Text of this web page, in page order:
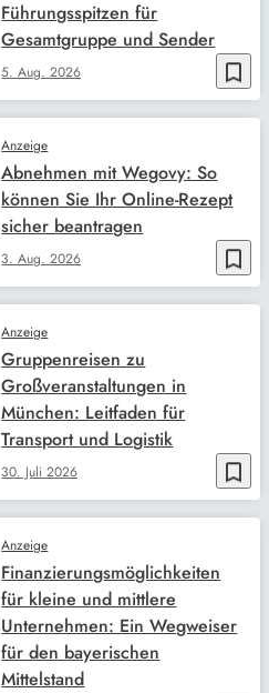
bookmark_border
5. Aug. 2026
Führungsspitzen für
Gesamtgruppe und Sender
bookmark_border
Anzeige
3. Aug. 2026
Abnehmen mit Wegovy: So
können Sie Ihr Online-Rezept
sicher beantragen
bookmark_border
Anzeige
30. Juli 2026
Gruppenreisen zu
Großveranstaltungen in
München: Leitfaden für
Transport und Logistik
Anzeige
Finanzierungsmöglichkeiten
für kleine und mittlere
Unternehmen: Ein Wegweiser
für den bayerischen
Mittelstand